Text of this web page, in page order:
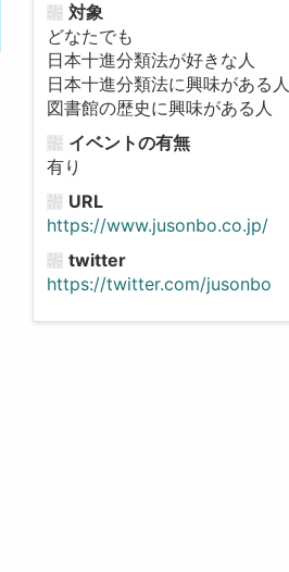
対象
どなたでも
日本十進分類法が好きな人
日本十進分類法に興味がある人
図書館の歴史に興味がある人
イベントの有無
有り
URL
https://www.jusonbo.co.jp/
twitter
https://twitter.com/jusonbo